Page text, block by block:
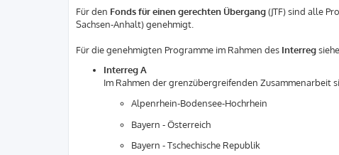
Für den Fonds für einen gerechten Übergang(JTF) sind alle
Sachsen-Anhalt) genehmigt.
Für die genehmigten Programme im Rahmen des Interreg
Interreg A
Im Rahmen der grenzübergreifenden Zusammenarbeit
Alpenrhein-Bodensee-Hochrhein
Bayern - Österreich
Bayern - Tschechische Republik